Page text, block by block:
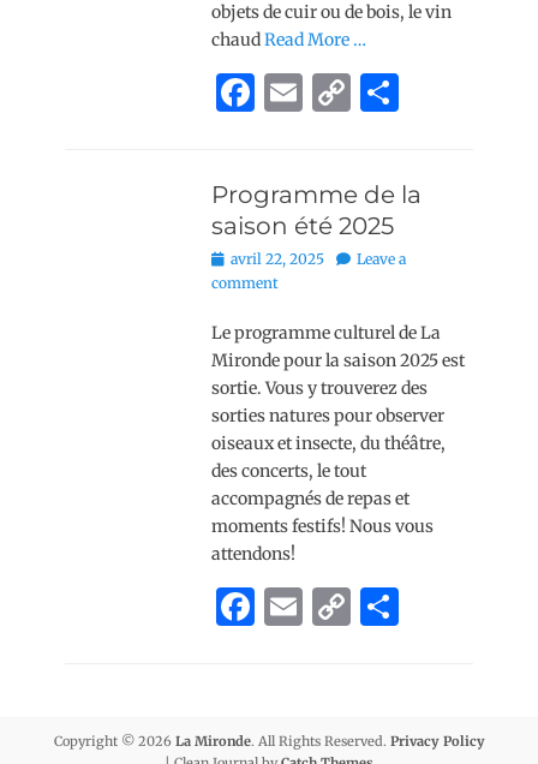
objets de cuir ou de bois, le vin
chaudRead More …
F
e
b
o
o
k
E
l
C
y
Li
k
g
er
Programme de la
saison été 2025
Posted
on
avril 22, 2025
Leave a
comment
Le programme culturel de La
Mironde pour la saison 2025 est
sortie. Vous y trouverez des
sorties natures pour observer
oiseaux et insecte, du théâtre,
des concerts, le tout
accompagnés de repas et
moments festifs! Nous vous
attendons!
F
e
E
l
C
g
Copyright © 2026 La Mironde. All Rights Reserved. Privacy Policy